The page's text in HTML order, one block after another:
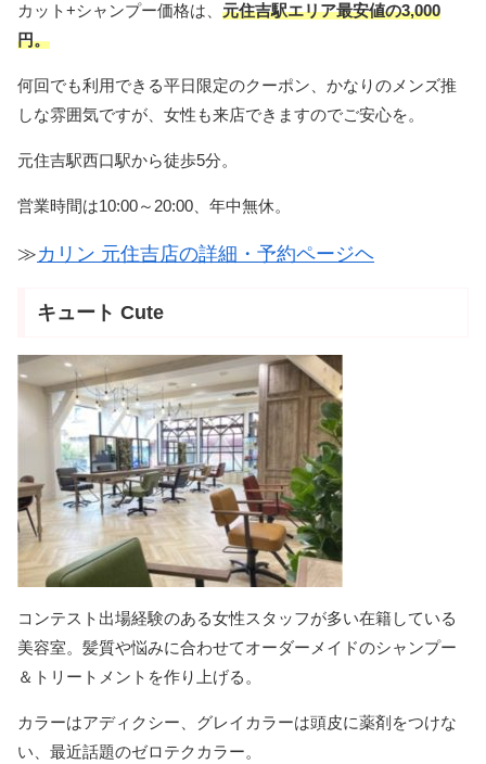
カット+シャンプー価格は、 元住吉駅エリア最安値の3,000
円。
何回でも利用できる平日限定のクーポン、かなりのメンズ推
しな雰囲気ですが、女性も来店できますのでご安心を。
元住吉駅西口駅から徒歩5分。
営業時間は10:00～20:00、年中無休。
≫カリン 元住吉店の詳細・予約ページヘ
キュート Cute
コンテスト出場経験のある女性スタッフが多い在籍している
美容室。髪質や悩みに合わせてオーダーメイドのシャンプー
＆トリートメントを作り上げる。
カラーはアディクシー、グレイカラーは頭皮に薬剤をつけな
い、最近話題のゼロテクカラー。